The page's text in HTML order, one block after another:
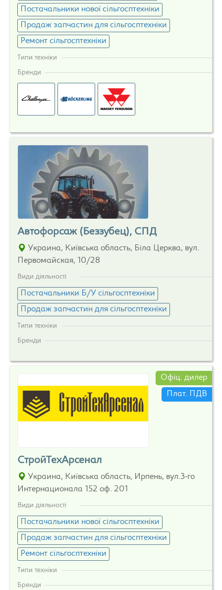
Постачальники нової сільгосптехніки
Продаж запчастин для сільгосптехніки
Ремонт сільгосптехніки
Типи техніки
Бренди
Автофорсаж (Беззубец), СПД
Украина, Київська область, Біла Церква, вул.
Первомайская, 10/28
Види діяльності
Постачальники Б/У сільгосптехніки
Продаж запчастин для сільгосптехніки
Типи техніки
Бренди
СтройТехАрсенал
Украина, Київська область, Ирпень, вул.3-го
Интернационала 152 оф. 201
Види діяльності
Постачальники нової сільгосптехніки
Продаж запчастин для сільгосптехніки
Ремонт сільгосптехніки
Типи техніки
Бренди
Офіц. дилер
Плат. ПДВ